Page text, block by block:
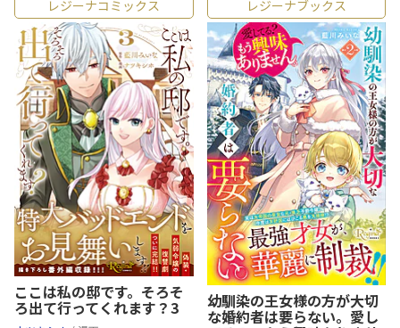
レジーナコミックス
ここは私の邸です。そろそ
ろ出て行ってくれます？3
レジーナブックス
幼馴染の王女様の方が大切
な婚約者は要らない。愛し